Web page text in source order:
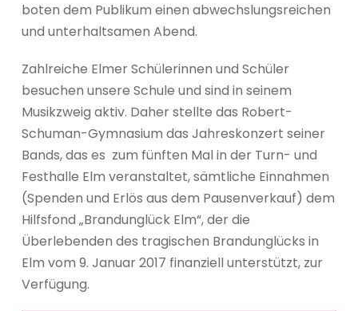
boten dem Publikum einen abwechslungsreichen
und unterhaltsamen Abend.
Zahlreiche Elmer Schülerinnen und Schüler
besuchen unsere Schule und sind in seinem
Musikzweig aktiv. Daher stellte das Robert-
Schuman-Gymnasium das Jahreskonzert seiner
Bands, das es zum fünften Mal in der Turn- und
Festhalle Elm veranstaltet, sämtliche Einnahmen
(Spenden und Erlös aus dem Pausenverkauf) dem
Hilfsfond „Brandunglück Elm“, der die
Überlebenden des tragischen Brandunglücks in
Elm vom 9. Januar 2017 finanziell unterstützt, zur
Verfügung.